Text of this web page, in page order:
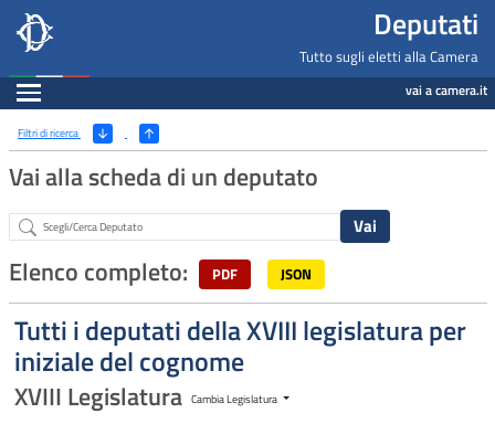
Deputati, Camera dei Deputati -
Salta al contenuto principale
Salta al menu di navigazione Deputati
Tutto sugli eletti alla Camera
Espandi vai a camera.it
Ricerca
Filtri di ricerca (Apri/Chiudi filtri)
Vai alla scheda di un deputato
Abstract
Elenco completo: PDF JSON
Tutti i deputati della XVIII legislatura per
iniziale del cognome
XVIII Legislatura Cambia Legislatura
Navigazione pagine di servizio
Fine pagina
Salta al contenuto principale
Salta al menu di navigazione
Vai a inizio pagina